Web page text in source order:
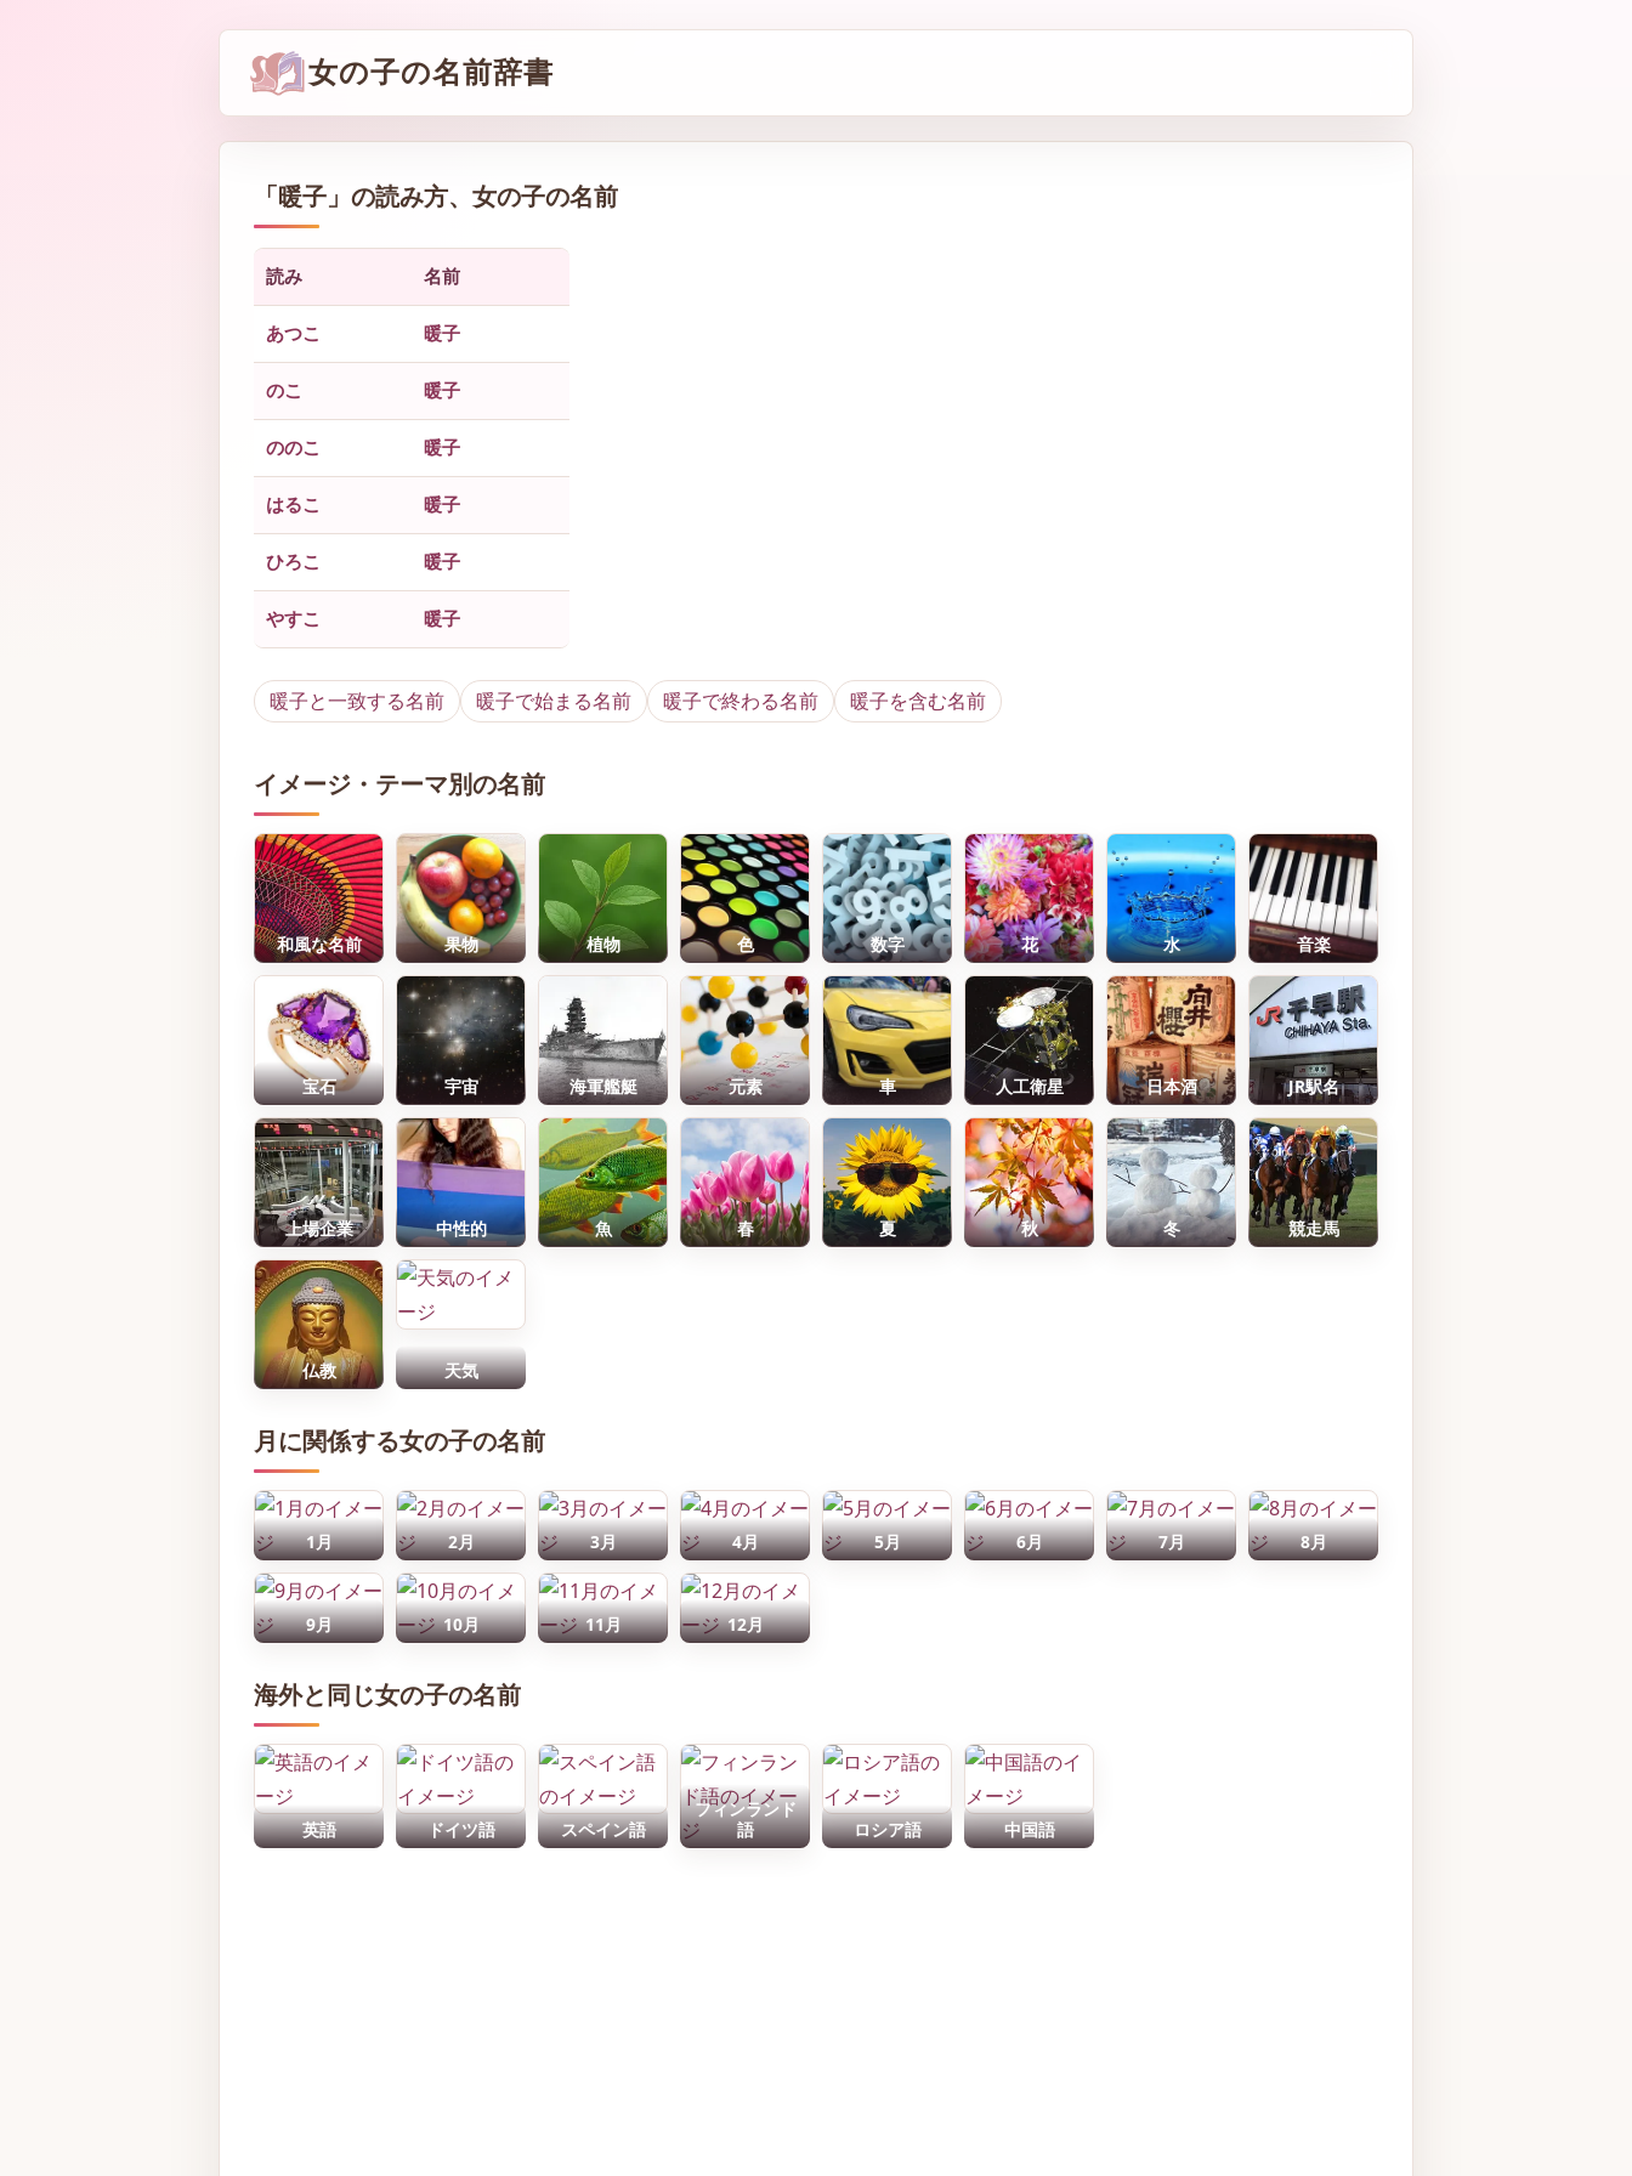
女の子の名前辞書
「暖子 」の読み方、女の子の名前
読み 名前
あつこ 暖子
のこ 暖子
ののこ 暖子
はるこ 暖子
ひろこ 暖子
やすこ 暖子
暖子と一致する名前 暖子で始まる名前 暖子で終わる名前 暖子を含む名前
イメージ・テーマ別の名前
和風な名前 果物 植物 色 数字 花 水 音楽
宝石 宇宙 海軍艦艇 元素 車 人工衛星 日本酒 JR駅名
上場企業 中性的 魚 春 夏 秋 冬 競走馬
仏教 天気
月に関係する女の子の名前
1月 2月 3月 4月 5月 6月 7月 8月
9月 10月 11月 12月
海外と同じ女の子の名前
英語 ドイツ語 スペイン語
フィンランド
語
ロシア語 中国語